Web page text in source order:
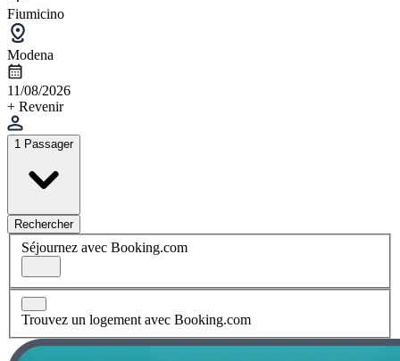
Fiumicino
Modena
11/08/2026
+ Revenir
1 Passager
Rechercher
Séjournez avec Booking.com
Trouvez un logement avec Booking.com